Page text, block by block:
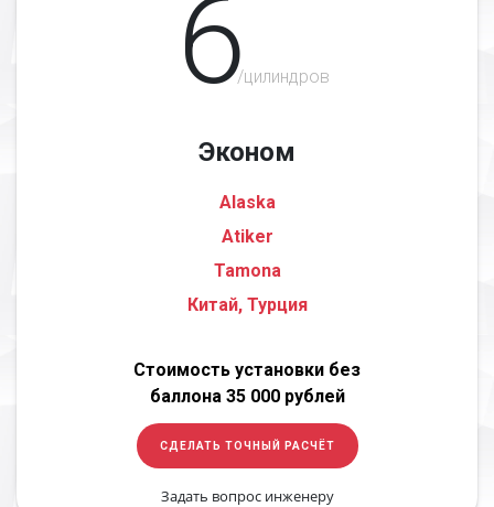
6/цилиндров
Эконом
Alaska
Atiker
Tamona
Китай, Турция
Стоимость установки без
баллона 35 000 рублей
СДЕЛАТЬ ТОЧНЫЙ РАСЧЁТ
Задать вопрос инженеру